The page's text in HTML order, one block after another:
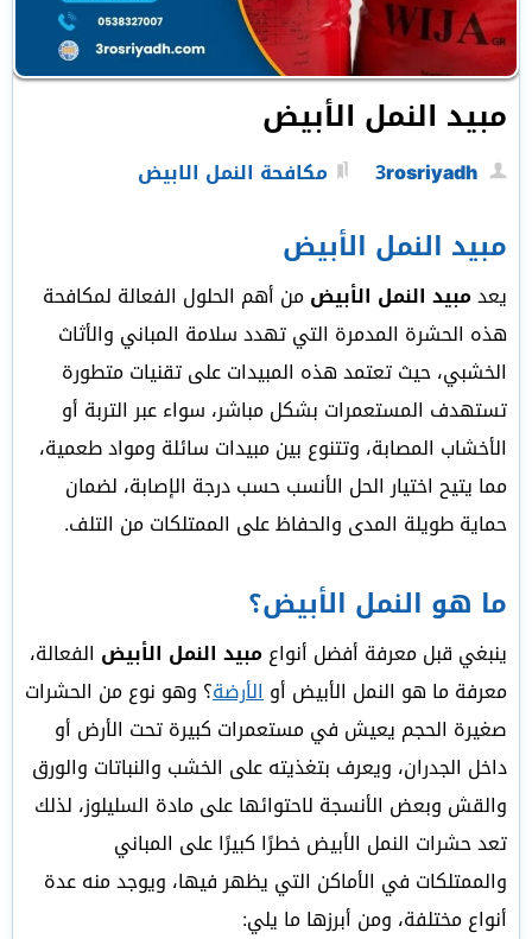
مبيد النمل الأبيض
3rosriyadh مكافحة النمل الابيض
مبيد النمل الأبيض
يعدمبيد النمل الأبيضمن أهم الحلول الفعالة لمكافحة
هذه الحشرة المدمرة التي تهدد سلامة المباني والأثاث
الخشبي، حيث تعتمد هذه المبيدات على تقنيات متطورة
تستهدف المستعمرات بشكل مباشر، سواء عبر التربة أو
الأخشاب المصابة، وتتنوع بين مبيدات سائلة ومواد طعمية،
مما يتيح اختيار الحل الأنسب حسب درجة الإصابة، لضمان
حماية طويلة المدى والحفاظ على الممتلكات من التلف.
ما هو النمل الأبيض؟
ينبغي قبل معرفة أفضل أنواعمبيد النمل الأبيض الفعالة،
معرفة ما هو النمل الأبيض أوالأرضة؟ وهو نوع من الحشرات
صغيرة الحجم يعيش في مستعمرات كبيرة تحت الأرض أو
داخل الجدران، ويعرف بتغذيته على الخشب والنباتات والورق
والقش وبعض الأنسجة لاحتوائها على مادة السليلوز، لذلك
تعد حشرات النمل الأبيض خطرًا كبيرًا على المباني
والممتلكات في الأماكن التي يظهر فيها، ويوجد منه عدة
أنواع مختلفة، ومن أبرزها ما يلي: